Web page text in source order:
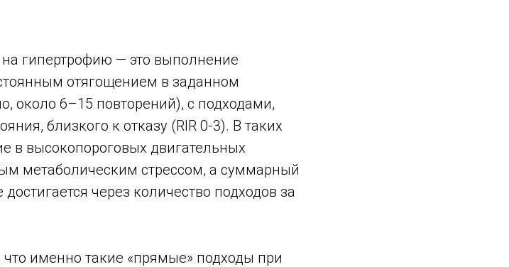
гипертрофию — это выполнение
отягощением в заданном
около 6–15 повторений), с подходами,
близкого к отказу (RIR 0-3). В таких
в высокопороговых двигательных
метаболическим стрессом, а суммарный
через количество подходов за
именно такие «прямые» подходы при